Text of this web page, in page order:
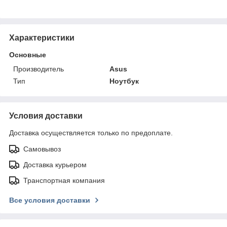
Характеристики
Основные
Производитель
Asus
Тип
Ноутбук
Условия доставки
Доставка осуществляется только по предоплате.
Самовывоз
Доставка курьером
Транспортная компания
Все условия доставки